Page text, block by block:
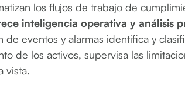
los flujos de trabajo de
inteligencia operativa y análisis
eventos y alarmas identifica y
de los activos, supervisa las
vista.